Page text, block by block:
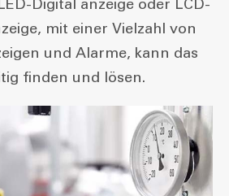
Digital anzeige oder LCD-
mit einer Vielzahl von
und Alarme, kann das
finden und lösen.